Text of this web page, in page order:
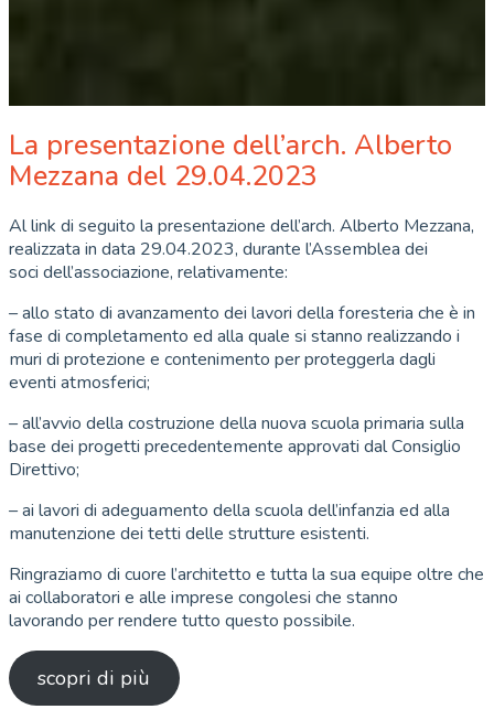
La presentazione dell’arch. Alberto
Mezzana del 29.04.2023
Al link di seguito la presentazione dell’arch. Alberto Mezzana,
realizzata in data 29.04.2023, durante l’Assemblea dei
soci dell’associazione, relativamente:
– allo stato di avanzamento dei lavori della foresteria che è in
fase di completamento ed alla quale si stanno realizzando i
muri di protezione e contenimento per proteggerla dagli
eventi atmosferici;
– all’avvio della costruzione della nuova scuola primaria sulla
base dei progetti precedentemente approvati dal Consiglio
Direttivo;
– ai lavori di adeguamento della scuola dell’infanzia ed alla
manutenzione dei tetti delle strutture esistenti.
Ringraziamo di cuore l’architetto e tutta la sua equipe oltre che
ai collaboratori e alle imprese congolesi che stanno
lavorando per rendere tutto questo possibile.
scopri di più